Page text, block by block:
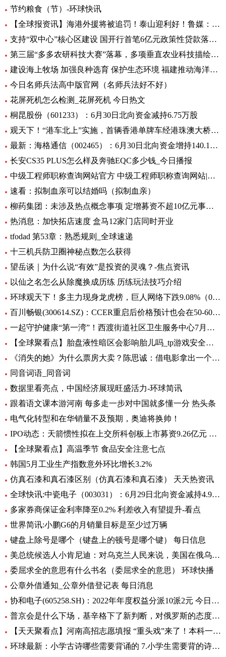
节约粮食（节）-环球快讯
【全球报资讯】海港外援将被追罚！泰山迎利好！鲁媒：足协不罚他，规则也不允许
支持“双中心”核心区建设 国开行首笔6亿元政策性贷款落地-天天亮点
第三届“多多农研科技大赛”落幕，多项垂直农业科技描绘未来农业图景
建设海上牧场 加强良种选育 保护生态环境 福建推动海洋渔业高质量发展（高质量发展调研行）
今日名师兵法高中版官网（名师兵法好不好）
花屏死机怎么检测_花屏死机 今日热文
桐昆股份（601233）：6月30日北向资金减持6.75万股
观天下！“港车北上”实施，首辆香港单牌车经港珠澳大桥入粤
最新：海格通信（002465）：6月30日北向资金增持140.12万股
长安CS35 PLUS怎么样及奔驰EQC多少钱_今日播报
中级工程师职称查询网站官方 中级工程师职称查询网站|世界今日讯
速看：拟制血亲可以结婚吗（拟制血亲）
柳药集团：未涉及热点概念事项 定增募资不超10亿元事项目前处于审核阶段 环球速看
热消息：加快拓店速度 盒马12家门店同时开业
tfodad 第53章：熟悉规则_全球速递
十三机兵防卫圈神秘点数怎么获得
望岳谈｜为什么说“有效”是投资的灵魂？-焦点资讯
以仙之名怎么从除魔换成历练 历练玩法技巧介绍
环球观天下！多主力现身龙虎榜，巨人网络下跌9.08%（06-30）
百川畅银(300614.SZ)：CCER重启后价格预计也会在50-60元/吨左右
一起守护健康“第一湾”！西渡街道社区卫生服务中心7月专病门诊一览表出炉_环球滚动
【全球聚看点】胎盘液性暗区会影响胎儿吗_tp游戏安全中心
《消失的她》为什么票房大卖？陈思诚：借电影拿出一个生活的剖面
同音词语_同音词
数据里看亮点，中国经济展现旺盛活力-环球简讯
跟着语文课本游河南 每多走一步对中国就多懂一分 热头条
电气化转型和在华销量不及预期，奥迪将换帅！
IPO动态：天箭惯性拟在上交所科创板上市募资9.26亿元 全球新动态
【全球聚看点】高温季节 食品安全注意七点
韩国5月工业生产指数意外环比增长3.2%
仿真石漆和真石漆区别（仿真石漆和真石漆） 天天热资讯
全球快讯:中瓷电子（003031）：6月29日北向资金减持4.95万股
多家券商保证金利率降至0.2% 利差收入有望提升-看点
世界简讯:小鹏G6的月销量目标是至少过万辆
键盘上除号是哪个（键盘上的顿号是哪个键） 每日信息
美总统候选人小肯尼迪：对乌克兰人民来说，美国在俄乌中扮演的角色很糟糕
委屈求全的意思有什么书名（委屈求全的意思） 环球快播
公章外借通知_公章外借登记表 每日消息
协和电子(605258.SH)：2022年年度权益分派10派2元 今日热议
普京会是什么下场，基辛格下了新判断，对俄罗斯的态度完全变了！|全球时快讯
【天天聚看点】河南高招志愿填报 “重头戏”来了！本科一批、二批志愿30日起填报
环球最新：小学古诗哪些需要背诵的 7.小学生需要背的诗词有多少首